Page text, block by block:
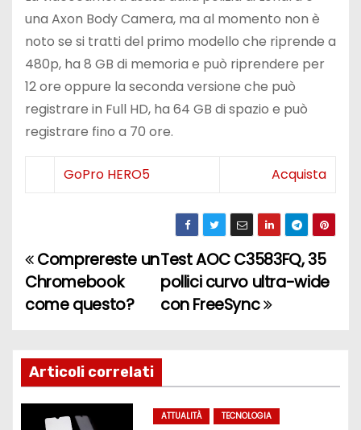
una Axon Body Camera, ma al momento non è
noto se si tratti del primo modello che riprende a
480p, ha 8 GB di memoria e può riprendere per
12 ore oppure la seconda versione che può
registrare in Full HD, ha 64 GB di spazio e può
registrare fino a 70 ore.
GoPro HERO5 Acquista
N
a
i
g
Test AOC C3583FQ, 35
pollici curvo ultra-wide
con FreeSync
Comprereste un
Chromebook
come questo?
Articoli correlati
ATTUALITÀ TECNOLOGIA